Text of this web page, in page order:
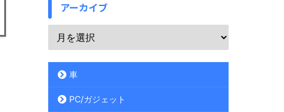
アーカイブ
車
PC/ガジェット